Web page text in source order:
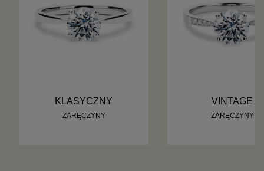
KLASYCZNY
ZARĘCZYNY
VINTAGE
ZARĘCZYNY